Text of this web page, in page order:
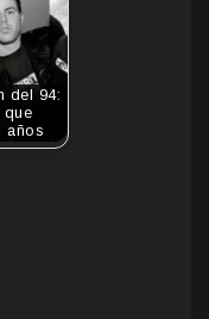
del 94:
que
años